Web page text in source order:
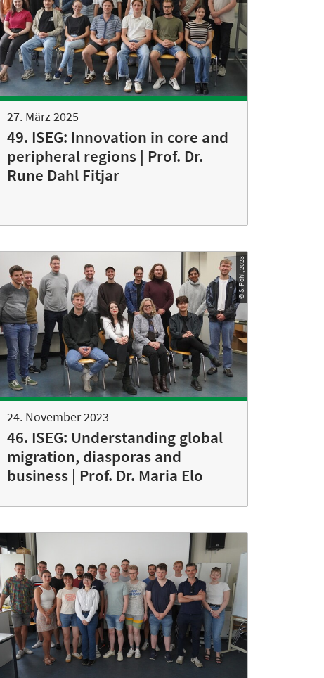
27. März 2025
49. ISEG: Innovation in core and
peripheral regions | Prof. Dr.
Rune Dahl Fitjar
© S. Pohl, 2023
24. November 2023
46. ISEG: Understanding global
migration, diasporas and
business | Prof. Dr. Maria Elo